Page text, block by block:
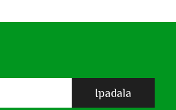
Ipadala